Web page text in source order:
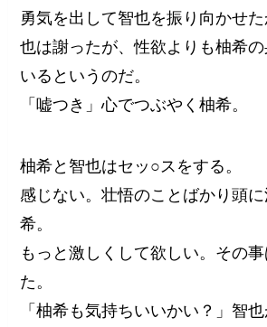
勇気を出して智也を振り向かせ
也は謝ったが、性欲よりも柚希
いるというのだ。
「嘘つき」心でつぶやく柚希。
柚希と智也はセッ○スをする。
感じない。壮悟のことばかり頭
希。
もっと激しくして欲しい。その
た。
「柚希も気持ちいいかい？」智也